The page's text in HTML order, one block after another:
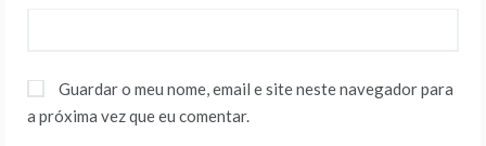
Guardar o meu nome, email e site neste navegador para
a próxima vez que eu comentar.